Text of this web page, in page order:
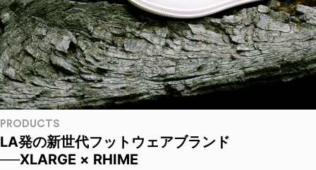
PRODUCTS
LA発の新世代フットウェアブランド
──XLARGE × RHIME